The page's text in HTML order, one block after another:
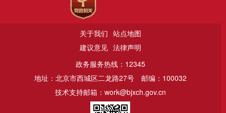
关于我们 站点地图
建议意见 法律声明
政务服务热线：12345
地址：北京市西城区二龙路27号
邮编：100032
技术支持邮箱：work@bjxch.gov.cn